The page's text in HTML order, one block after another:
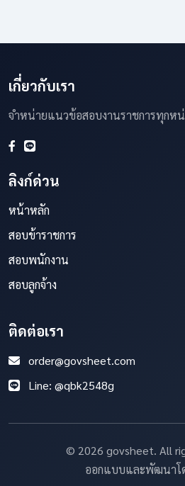
เกี่ยวกับเรา
จำหน่ายแนวข้อสอบงานราชการทุกห
ลิงก์ด่วน
หน้าหลัก
สอบข้าราชการ
สอบพนักงาน
สอบลูกจ้าง
ติดต่อเรา
order@govsheet.com
Line: @qbk2548g
© 2026 govsheet. All
ออกแบบและพัฒนาโ